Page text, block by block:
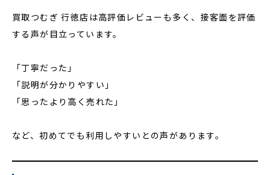
買取つむぎ 行徳店は高評価レビューも多く、接客面を評価
する声が目立っています。
「丁寧だった」
「説明が分かりやすい」
「思ったより高く売れた」
など、初めてでも利用しやすいとの声があります。